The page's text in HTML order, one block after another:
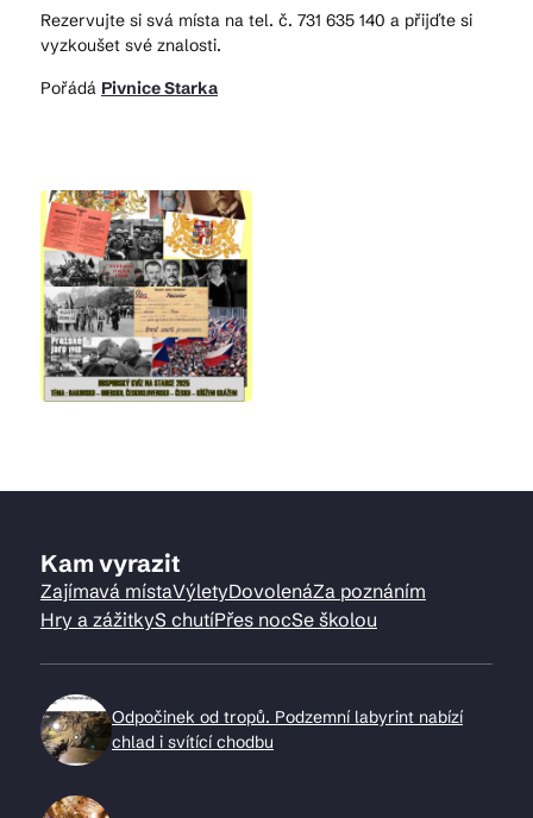
© 2026 Brána Jihlavy
Rezervujte si svá místa na tel. č. 731 635 140 a přijďte si
vyzkoušet své znalosti.
Pořádá Pivnice Starka
Kam vyrazit
Zajímavá místaVýletyDovolenáZa poznáním
Hry a zážitkyS chutíPřes nocSe školou
Odpočinek od tropů. Podzemní labyrint nabízí
chlad i svítící chodbu